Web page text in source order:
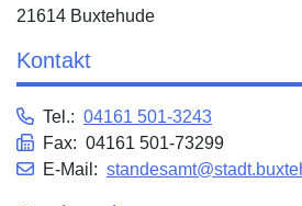
21614 Buxtehude
Kontakt
Tel.: 04161 501-3243
Fax: 04161 501-73299
E-Mail: